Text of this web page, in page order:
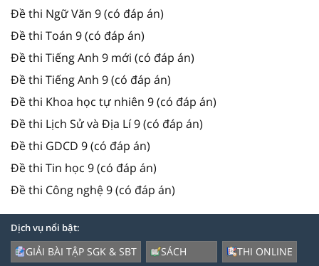
Đề thi Ngữ Văn 9 (có đáp án)
Đề thi Toán 9 (có đáp án)
Đề thi Tiếng Anh 9 mới (có đáp án)
Đề thi Tiếng Anh 9 (có đáp án)
Đề thi Khoa học tự nhiên 9 (có đáp án)
Đề thi Lịch Sử và Địa Lí 9 (có đáp án)
Đề thi GDCD 9 (có đáp án)
Đề thi Tin học 9 (có đáp án)
Đề thi Công nghệ 9 (có đáp án)
Dịch vụ nổi bật:
GIẢI BÀI TẬP SGK & SBT SÁCH THI ONLINE